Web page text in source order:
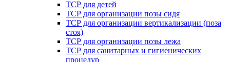
ТСР для детей
ТСР для организации позы сидя
ТСР для организации вертикализации (поза
стоя)
ТСР для организации позы лежа
ТСР для санитарных и гигиенических
процедур